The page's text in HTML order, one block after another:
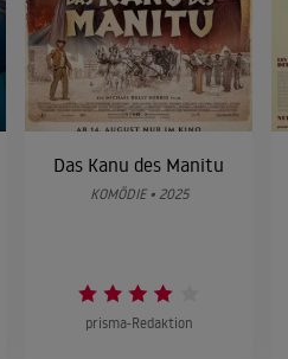
Das Kanu des Manitu
KOMÖDIE • 2025
prisma-Redaktion